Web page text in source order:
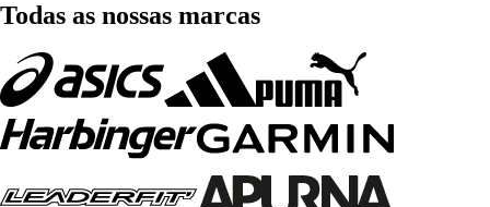
Todas as nossas marcas